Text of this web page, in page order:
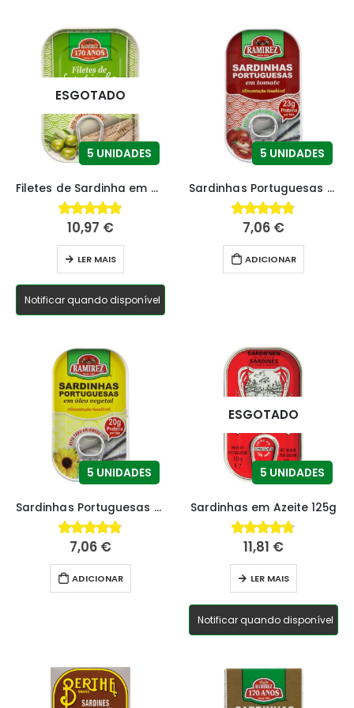
ESGOTADO
5 UNIDADES
Filetes de Sardinha em Azeite Extra Virgem
4.85fora de 5
10,97 €
LER MAIS
Notificar quando disponível
5 UNIDADES
Sardinhas Portuguesas em Tomate
4.77fora de 5
7,06 €
ADICIONAR
5 UNIDADES
Sardinhas Portuguesas em Óleo Vegetal
4.79fora de 5
7,06 €
ADICIONAR
ESGOTADO
5 UNIDADES
Sardinhas em Azeite 125g
4.71 fora de 5
11,81 €
LER MAIS
Notificar quando disponível